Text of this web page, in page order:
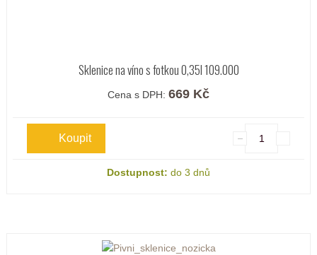
Sklenice na víno s fotkou 0,35l 109.000
Cena s DPH: 669 Kč
Dostupnost: do 3 dnů